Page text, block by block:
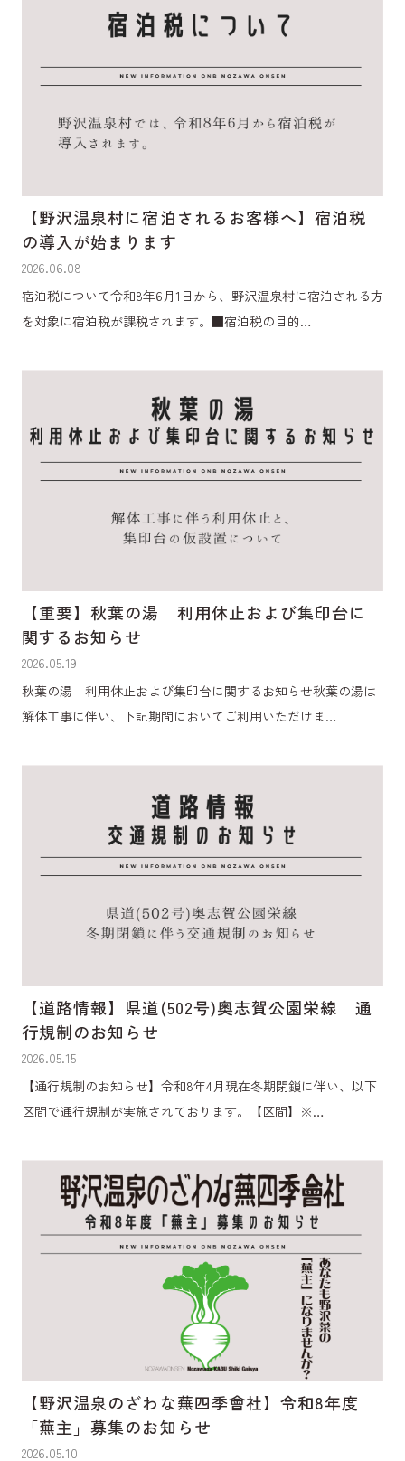
【野沢温泉村に宿泊されるお客様へ】宿泊税
の導入が始まります
2026.06.08
宿泊税について令和8年6月1日から、野沢温泉村に宿泊される方
を対象に宿泊税が課税されます。■宿泊税の目的…
【重要】秋葉の湯 利用休止および集印台に
関するお知らせ
2026.05.19
秋葉の湯 利用休止および集印台に関するお知らせ秋葉の湯は
解体工事に伴い、下記期間においてご利用いただけま…
【道路情報】県道(502号)奥志賀公園栄線 通
行規制のお知らせ
2026.05.15
【通行規制のお知らせ】令和8年4月現在冬期閉鎖に伴い、以下
区間で通行規制が実施されております。【区間】※…
【野沢温泉のざわな蕪四季會社】令和8年度
「蕪主」募集のお知らせ
2026.05.10